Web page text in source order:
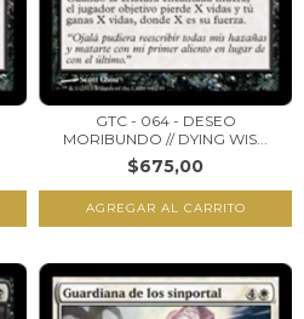
GTC - 064 - DESEO
MORIBUNDO // DYING WIS...
$675,00